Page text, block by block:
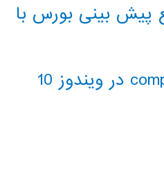
پیش بینی بورس با